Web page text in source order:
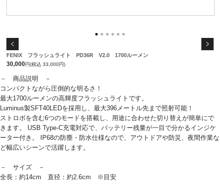
FENIX フラッシュライト PD36R V2.0 1700ルーメン
30,000円(税込 33,000円)
－ 商品説明 －
コンパクトながら圧倒的な明るさ！
最大1700ルーメンの高輝度フラッシュライトです。
Luminus製SFT40LEDを採用し、最大396メートル先まで照射可能！
ストロボを含む6つのモードを搭載し、用途に合わせた切り替えが簡単にで
きます。 USB Type-C充電対応で、バッテリー残量が一目で分かるインジケ
ーター付き。 IP68の防塵・防水仕様なので、アウトドアや防災、夜間作業な
ど幅広いシーンで活躍します。
－ サイズ －
全長：約14cm 直径：約2.6cm ※目安